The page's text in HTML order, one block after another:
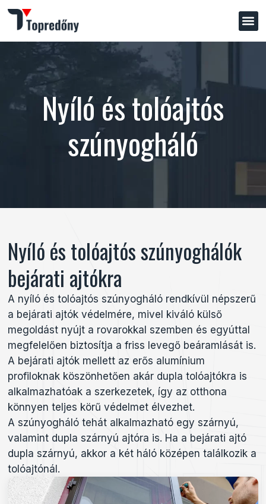
Nyíló és tolóajtós
szúnyogháló
Nyíló és tolóajtós szúnyoghálók
bejárati ajtókra
A nyíló és tolóajtós szúnyogháló rendkívül népszerű
a bejárati ajtók védelmére, mivel kiváló külső
megoldást nyújt a rovarokkal szemben és egyúttal
megfelelően biztosítja a friss levegő beáramlását is.
A bejárati ajtók mellett az erős alumínium
profiloknak köszönhetően akár dupla tolóajtókra is
alkalmazhatóak a szerkezetek, így az otthona
könnyen teljes körű védelmet élvezhet.
A szúnyogháló tehát alkalmazható egy szárnyú,
valamint dupla szárnyú ajtóra is. Ha a bejárati ajtó
dupla szárnyú, akkor a két háló középen találkozik a
tolóajtónál.